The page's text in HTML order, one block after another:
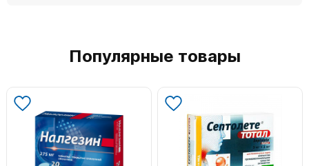
Популярные товары